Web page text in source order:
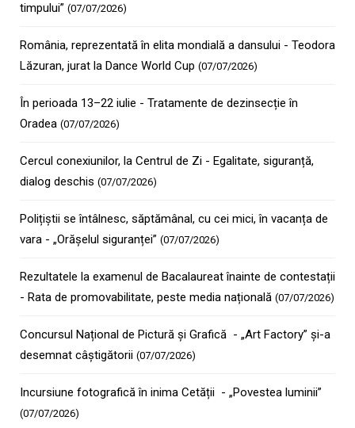
timpului” (07/07/2026)
România, reprezentată în elita mondială a dansului - Teodora
Lăzuran, jurat la Dance World Cup (07/07/2026)
În perioada 13–22 iulie - Tratamente de dezinsecție în
Oradea (07/07/2026)
Cercul conexiunilor, la Centrul de Zi - Egalitate, siguranță,
dialog deschis (07/07/2026)
Polițiștii se întâlnesc, săptămânal, cu cei mici, în vacanța de
vara - „Orășelul siguranței” (07/07/2026)
Rezultatele la examenul de Bacalaureat înainte de contestații
- Rata de promovabilitate, peste media națională (07/07/2026)
Concursul Național de Pictură și Grafică - „Art Factory” și-a
desemnat câștigătorii (07/07/2026)
Incursiune fotografică în inima Cetății - „Povestea luminii”
(07/07/2026)